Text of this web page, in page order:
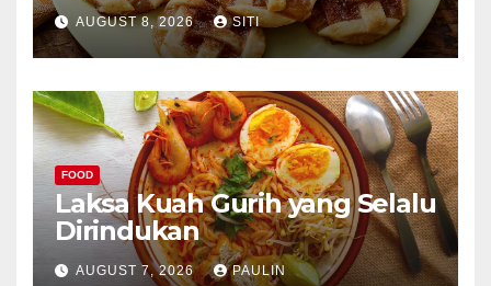
AUGUST 8, 2026 SITI
FOOD
Laksa Kuah Gurih yang Selalu
Dirindukan
AUGUST 7, 2026 PAULIN